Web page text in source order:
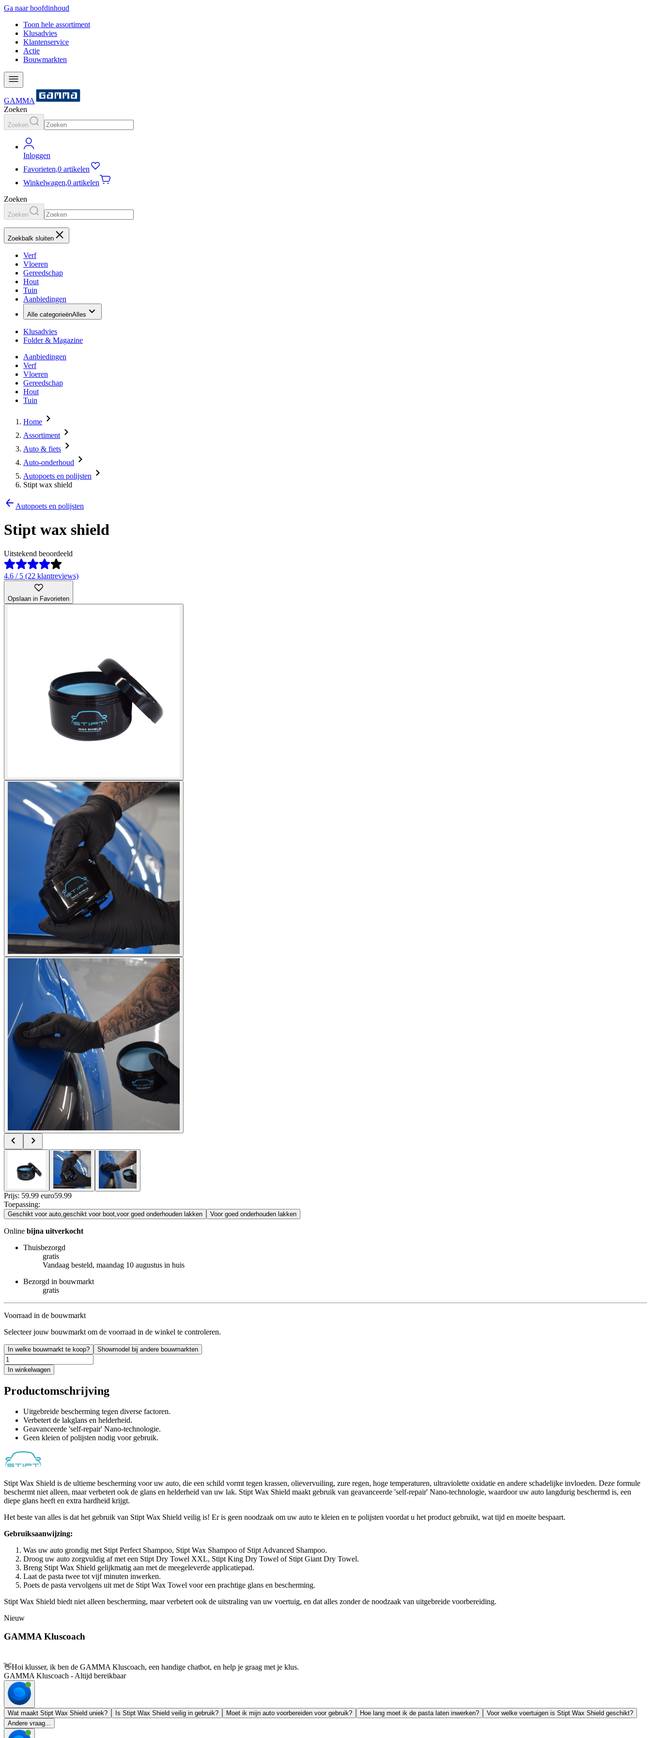
Ga naar hoofdinhoud
Toon hele assortiment
Klusadvies
Klantenservice
Actie
Bouwmarkten
GAMMA
Zoeken
Zoeken
Inloggen
Favorieten,0 artikelen
Winkelwagen,0 artikelen
Zoeken
Zoeken
Zoekbalk sluiten
Verf
Vloeren
Gereedschap
Hout
Tuin
Aanbiedingen
Alle categorieënAlles
Klusadvies
Folder & Magazine
Aanbiedingen
Verf
Vloeren
Gereedschap
Hout
Tuin
Home
Assortiment
Auto & fiets
Auto-onderhoud
Autopoets en polijsten
Stipt wax shield
Autopoets en polijsten
Stipt wax shield
Uitstekend beoordeeld
4.6 / 5 (22 klantreviews)
Opslaan in Favorieten
Prijs: 59.99 euro59.99
Toepassing:
Geschikt voor auto,geschikt voor boot,voor goed onderhouden lakken Voor goed onderhouden lakken
Online bijna uitverkocht
Thuisbezorgd
gratis
Vandaag besteld, maandag 10 augustus in huis
Bezorgd in bouwmarkt
gratis
Voorraad in de bouwmarkt
Selecteer jouw bouwmarkt om de voorraad in de winkel te controleren.
In welke bouwmarkt te koop? Showmodel bij andere bouwmarkten
In winkelwagen
Productomschrijving
Uitgebreide bescherming tegen diverse factoren.
Verbetert de lakglans en helderheid.
Geavanceerde 'self-repair' Nano-technologie.
Geen kleien of polijsten nodig voor gebruik.
Stipt Wax Shield is de ultieme bescherming voor uw auto, die een schild vormt tegen krassen, olievervuiling, zure regen, hoge temperaturen, ultraviolette oxidatie en andere schadelijke invloeden. Deze formule
beschermt niet alleen, maar verbetert ook de glans en helderheid van uw lak. Stipt Wax Shield maakt gebruik van geavanceerde 'self-repair' Nano-technologie, waardoor uw auto langdurig beschermd is, een
diepe glans heeft en extra hardheid krijgt.
Het beste van alles is dat het gebruik van Stipt Wax Shield veilig is! Er is geen noodzaak om uw auto te kleien en te polijsten voordat u het product gebruikt, wat tijd en moeite bespaart.
Gebruiksaanwijzing:
Was uw auto grondig met Stipt Perfect Shampoo, Stipt Wax Shampoo of Stipt Advanced Shampoo.
Droog uw auto zorgvuldig af met een Stipt Dry Towel XXL, Stipt King Dry Towel of Stipt Giant Dry Towel.
Breng Stipt Wax Shield gelijkmatig aan met de meegeleverde applicatiepad.
Laat de pasta twee tot vijf minuten inwerken.
Poets de pasta vervolgens uit met de Stipt Wax Towel voor een prachtige glans en bescherming.
Stipt Wax Shield biedt niet alleen bescherming, maar verbetert ook de uitstraling van uw voertuig, en dat alles zonder de noodzaak van uitgebreide voorbereiding.
Nieuw
GAMMA Kluscoach
👋Hoi klusser, ik ben de GAMMA Kluscoach, een handige chatbot, en help je graag met je klus.
GAMMA Kluscoach - Altijd bereikbaar
Wat maakt Stipt Wax Shield uniek? Is Stipt Wax Shield veilig in gebruik? Moet ik mijn auto voorbereiden voor gebruik? Hoe lang moet ik de pasta laten inwerken?
Voor welke voertuigen is Stipt Wax Shield geschikt?
Andere vraag...